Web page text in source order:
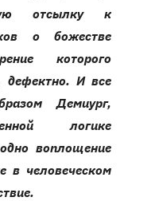
отсылку к
о божестве
которого
дефектно. И все
Демиург,
логике
воплощение
в человеческом